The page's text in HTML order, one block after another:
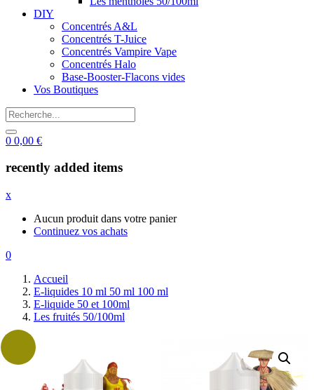
DIY
Concentrés A&L
Concentrés T-Juice
Concentrés Vampire Vape
Concentrés Halo
Base-Booster-Flacons vides
Vos Boutiques
0 0,00 €
recently added items
x
Aucun produit dans votre panier
Continuez vos achats
0
Accueil
E-liquides 10 ml 50 ml 100 ml
E-liquide 50 et 100ml
Les fruités 50/100ml